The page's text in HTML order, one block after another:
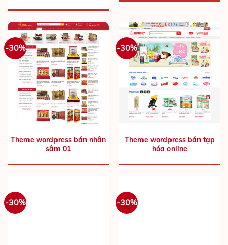
-30%
Theme wordpress bán nhân
sâm 01
-30%
Theme wordpress bán tạp
hóa online
-30% -30%